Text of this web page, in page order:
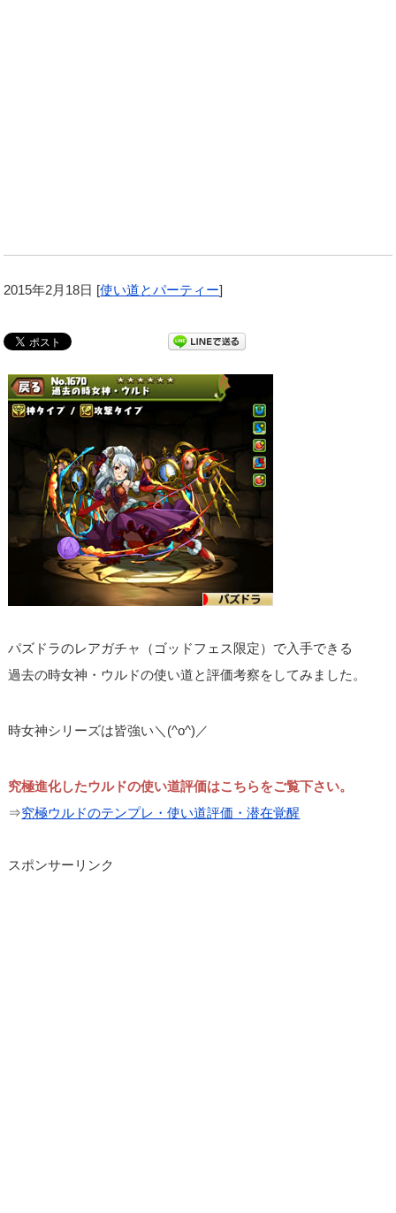
2015年2月18日 [使い道とパーティー]
パズドラのレアガチャ（ゴッドフェス限定）で入手できる
過去の時女神・ウルドの使い道と評価考察をしてみました。
時女神シリーズは皆強い＼(^o^)／
究極進化したウルドの使い道評価はこちらをご覧下さい。
⇒究極ウルドのテンプレ・使い道評価・潜在覚醒
スポンサーリンク